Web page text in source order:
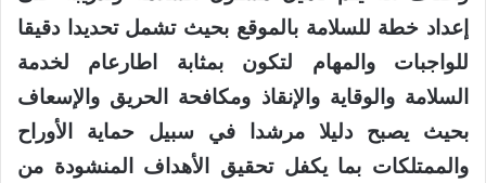
إعداد خطة للسلامة بالموقع بحيث تشمل تحديدا دقيقا
للواجبات والمهام لتكون بمثابة اطارعام لخدمة
السلامة والوقاية والإنقاذ ومكافحة الحريق والإسعاف
بحيث يصبح دليلا مرشدا في سبيل حماية الأوراح
والممتلكات بما يكفل تحقيق الأهداف المنشودة من